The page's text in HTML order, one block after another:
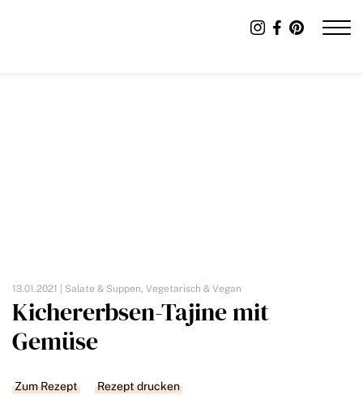
13.01.2021 | Salate & Suppen, Vegetarisch & Vegan
Kichererbsen-Tajine mit
Gemüse
Zum Rezept Rezept drucken